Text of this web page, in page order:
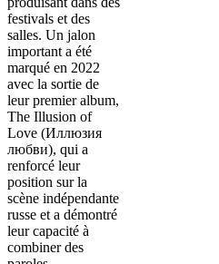
festivals et des
salles. Un jalon
important a été
marqué en 2022
avec la sortie de
leur premier album,
The Illusion of
Love (Иллюзия
любви), qui a
renforcé leur
position sur la
scène indépendante
russe et a démontré
leur capacité à
combiner des